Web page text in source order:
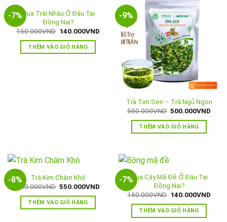
-7% Mua Trái Nhàu Ở Đâu Tại
Đồng Nai?
150.000VND Giá
là:
150.000VND.
140.000VND
THÊM VÀO GIỎ HÀNG
-9%
Trà Tim Sen – Trà Ngủ Ngon
550.000VND Giá
là:
550.000VND.
500.000VND
THÊM VÀO GIỎ HÀNG
-8%
Trà Kim Châm Khô
600.000VND Giá
là:
600.000VND.
550.000VND
THÊM VÀO GIỎ HÀNG
-7%Mua Cây Mã Đề Ở Đâu Tại
Đồng Nai?
150.000VND Giá
là:
150.000VND.
140.000VND
THÊM VÀO GIỎ HÀNG